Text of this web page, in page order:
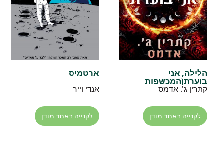
הלילה, אני
בוערת(המכשפות
מהאלסטט 1)
קתרין ג'. אדמס
לקנייה באתר מודן
ארטמיס
אנדי וייר
לקנייה באתר מודן